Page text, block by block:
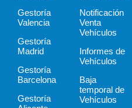
Gestoría
Valencia
Gestoría
Madrid
Gestoría
Barcelona
Gestoría
Notificación
Venta
Vehículos
Informes de
Vehículos
Baja
temporal de
Vehículos